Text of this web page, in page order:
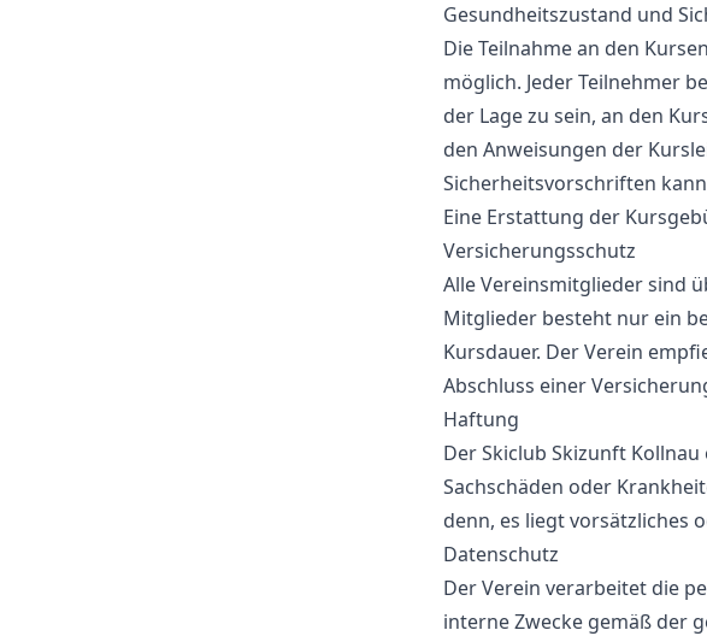
Gesundheitszustand und
Die Teilnahme an den
möglich. Jeder Teilnehmer
der Lage zu sein, an den
den Anweisungen der
Sicherheitsvorschriften
Eine Erstattung der
Versicherungsschutz
Alle Vereinsmitglieder sind
Mitglieder besteht nur ein
Kursdauer. Der Verein
Abschluss einer
Haftung
Der Skiclub Skizunft
Sachschäden oder
denn, es liegt vorsätzliches
Datenschutz
Der Verein verarbeitet die
interne Zwecke gemäß der